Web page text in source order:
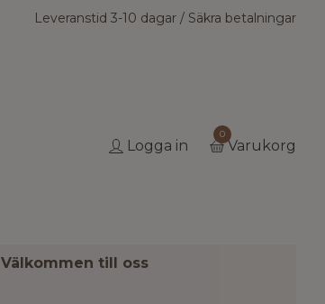
Leveranstid 3-10 dagar / Säkra betalningar
Logga in
0
Varukorg
Välkommen till oss